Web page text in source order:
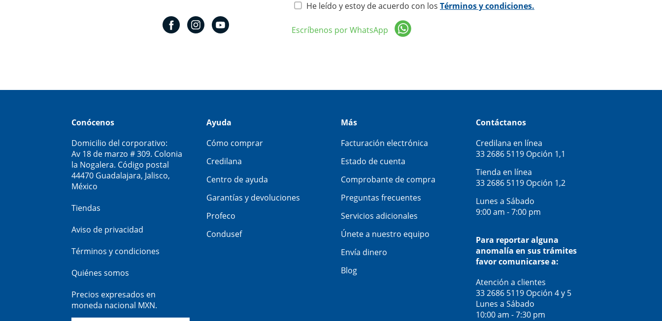
He leído y estoy de acuerdo con los Términos y condiciones.
Escríbenos por WhatsApp
Conócenos
Domicilio del corporativo:
Av 18 de marzo # 309. Colonia
la Nogalera. Código postal
44470 Guadalajara, Jalisco,
México
Tiendas
Aviso de privacidad
Términos y condiciones
Quiénes somos
Precios expresados en
moneda nacional MXN.
Ayuda
Cómo comprar
Credilana
Centro de ayuda
Garantías y devoluciones
Profeco
Condusef
Más
Facturación electrónica
Estado de cuenta
Comprobante de compra
Preguntas frecuentes
Servicios adicionales
Únete a nuestro equipo
Envía dinero
Blog
Contáctanos
Credilana en línea
33 2686 5119 Opción 1,1
Tienda en línea
33 2686 5119 Opción 1,2
Lunes a Sábado
9:00 am - 7:00 pm
Para reportar alguna
anomalía en sus trámites
favor comunicarse a:
Atención a clientes
33 2686 5119 Opción 4 y 5
Lunes a Sábado
10:00 am - 7:30 pm